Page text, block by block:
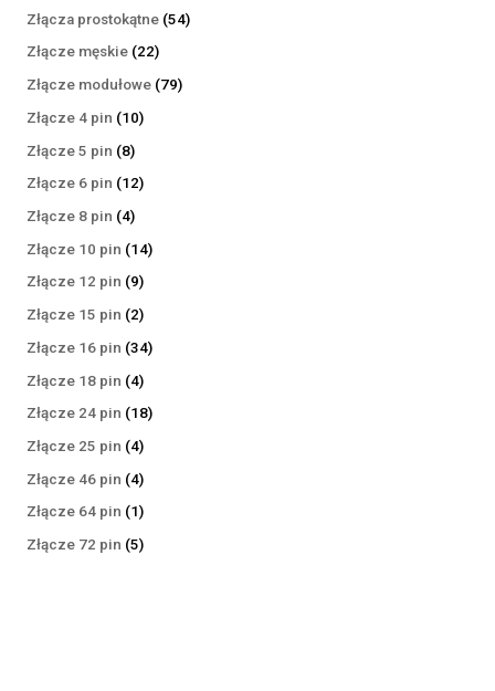
produktów
Złącza prostokątne 5454
Złącze męskie 2222
produkty
Złącze modułowe 7979
Złącze 4 pin 1010
Złącze 5 pin 88
produktów
Złącze 6 pin 1212
Złącze 8 pin 44
produkty
Złącze 10 pin 1414
Złącze 12 pin 99
produktów
Złącze 15 pin 22
produkty
Złącze 16 pin 3434
Złącze 18 pin 44
produkty
Złącze 24 pin 1818
Złącze 25 pin 44
produkty
Złącze 46 pin 44
produkty
Złącze 64 pin 11
produkt
Złącze 72 pin 55